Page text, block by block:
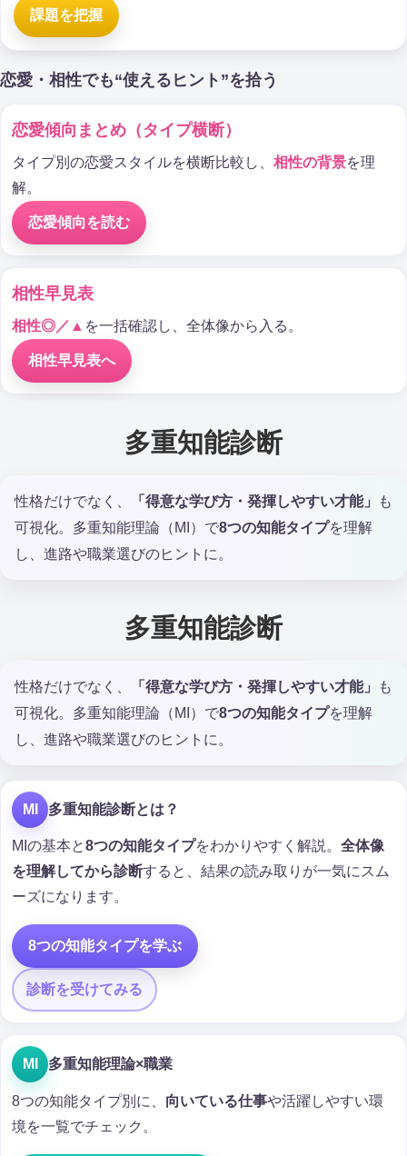
課題を把握
恋愛・相性でも“使えるヒント”を拾う
恋愛傾向まとめ（タイプ横断）
タイプ別の恋愛スタイルを横断比較し、 相性の背景を理
解。
恋愛傾向を読む
相性早見表
相性◎／▲ を一括確認し、全体像から入る。
相性早見表へ
多重知能診断
性格だけでなく、 「得意な学び方・発揮しやすい才能」
も
可視化。多重知能理論（MI）で8つの知能タイプを理解
し、進路や職業選びのヒントに。
多重知能診断
性格だけでなく、 「得意な学び方・発揮しやすい才能」
も
可視化。多重知能理論（MI）で8つの知能タイプを理解
し、進路や職業選びのヒントに。
MI 多重知能診断とは？
MIの基本と8つの知能タイプをわかりやすく解説。 全体像
を理解してから診断すると、結果の読み取りが一気にスム
ーズになります。
8つの知能タイプを学ぶ
診断を受けてみる
MI 多重知能理論×職業
8つの知能タイプ別に、 向いている仕事や活躍しやすい環
境を一覧でチェック。